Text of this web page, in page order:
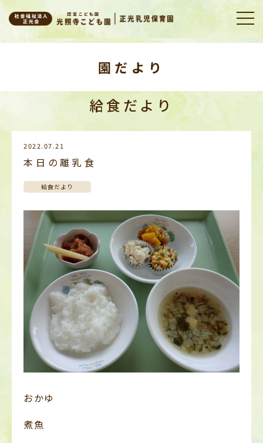
園だより
給食だより
2022.07.21
本日の離乳食
給食だより
おかゆ
煮魚